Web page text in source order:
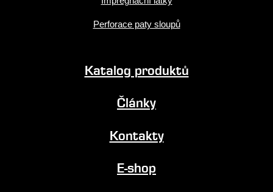
Perforace paty sloupů
Katalog produktů
Články
Kontakty
E-shop